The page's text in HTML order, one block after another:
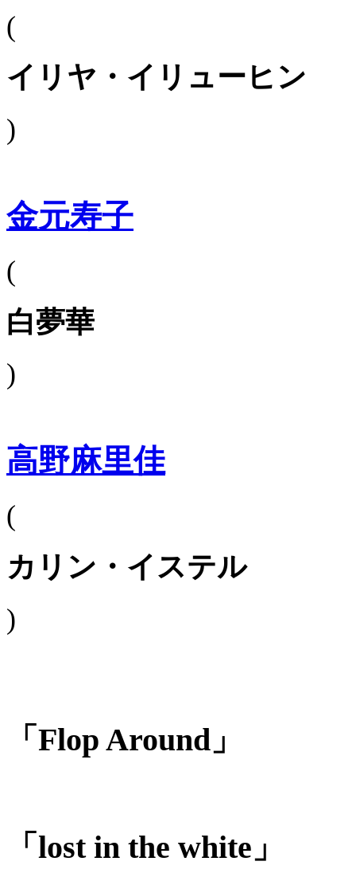
(
イリヤ・イリューヒン
)
金元寿子
(
白夢華
)
高野麻里佳
(
カリン・イステル
)
「Flop Around」
「lost in the white」